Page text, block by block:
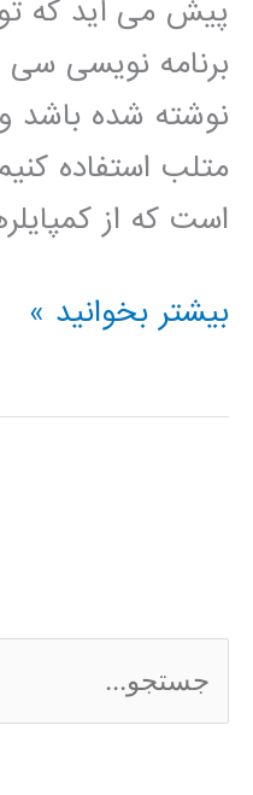
پیش می آید که
برنامه نویسی
نوشته شده باشد
متلب استفاده
است که از
نصب
C
بیشتر بخوانید »
س